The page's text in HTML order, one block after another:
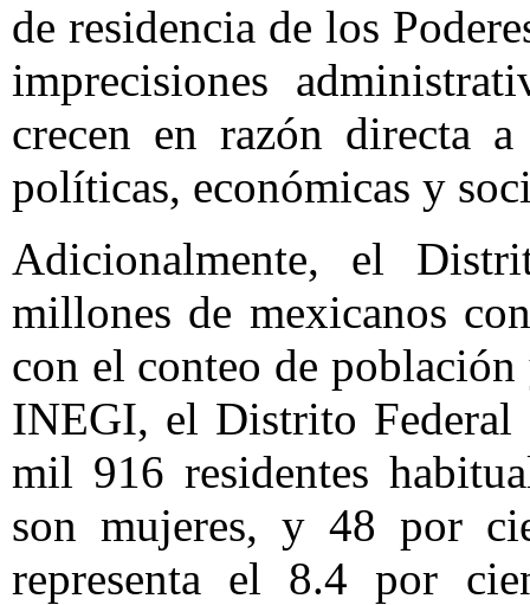
de residencia de los
imprecisiones
crecen en razón directa
políticas, económicas y
Adicionalmente, el
millones de mexicanos
con el conteo de
INEGI, el Distrito
mil 916 residentes
son mujeres, y 48 por
representa el 8.4 por